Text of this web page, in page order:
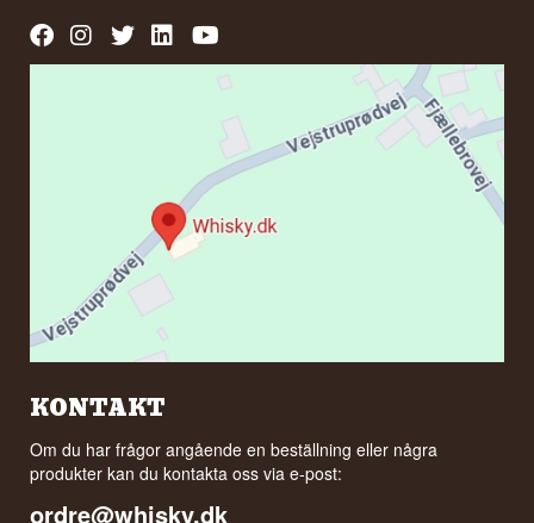
KONTAKT
Om du har frågor angående en beställning eller några
produkter kan du kontakta oss via e-post:
ordre@whisky.dk